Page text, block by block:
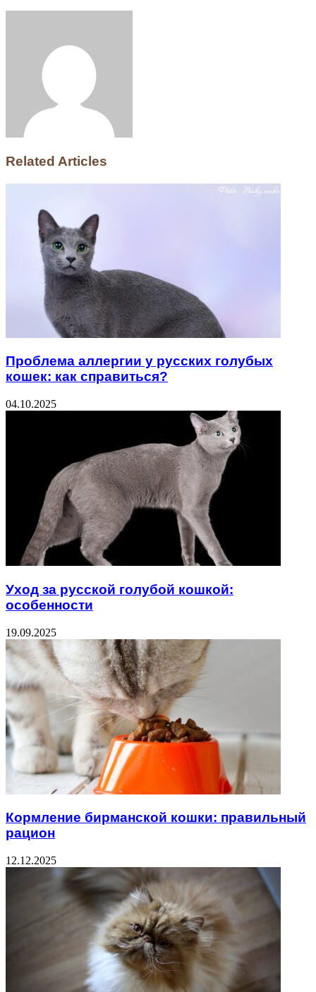
Related Articles
Проблема аллергии у русских голубых
кошек: как справиться?
04.10.2025
Уход за русской голубой кошкой:
особенности
19.09.2025
Кормление бирманской кошки: правильный
рацион
12.12.2025